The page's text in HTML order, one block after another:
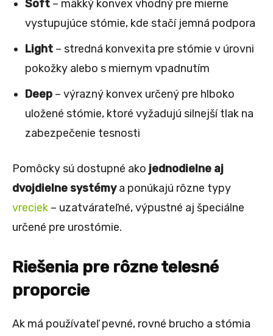
Soft – mäkký konvex vhodný pre mierne
vystupujúce stómie, kde stačí jemná podpora
Light – stredná konvexita pre stómie v úrovni
pokožky alebo s miernym vpadnutím
Deep – výrazný konvex určený pre hlboko
uložené stómie, ktoré vyžadujú silnejší tlak na
zabezpečenie tesnosti
Pomôcky sú dostupné ako jednodielne aj
dvojdielne systémya ponúkajú rôzne typy
vreciek – uzatvárateľné, výpustné aj špeciálne
určené pre urostómie.
Riešenia pre rôzne telesné
proporcie
Ak má používateľ pevné, rovné brucho a stómia